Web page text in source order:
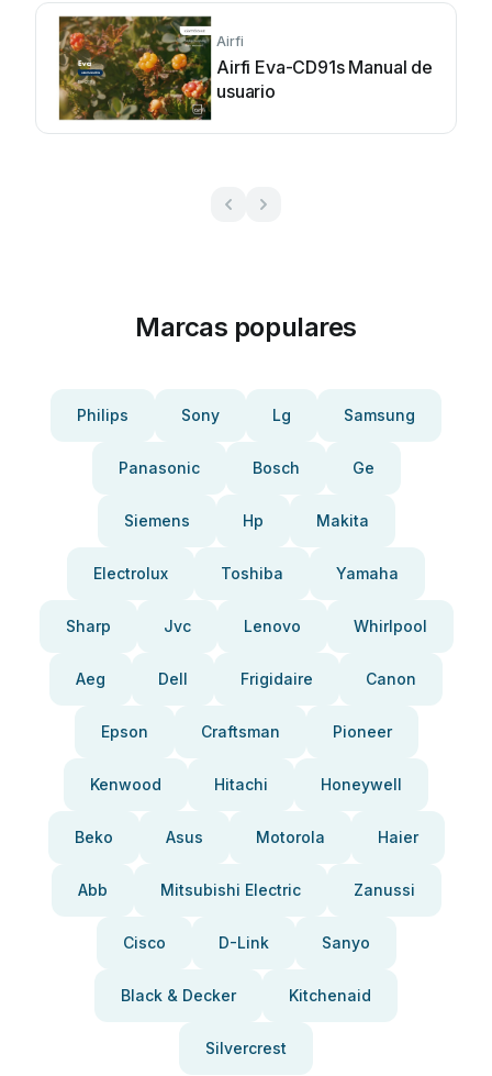
Airfi
Airfi Eva-CD91s Manual de
usuario
Marcas populares
Philips Sony Lg Samsung
Panasonic Bosch Ge
Siemens Hp Makita
Electrolux Toshiba Yamaha
Sharp Jvc Lenovo Whirlpool
Aeg Dell Frigidaire Canon
Epson Craftsman Pioneer
Kenwood Hitachi Honeywell
Beko Asus Motorola Haier
Abb Mitsubishi Electric Zanussi
Cisco D-Link Sanyo
Black & Decker Kitchenaid
Silvercrest